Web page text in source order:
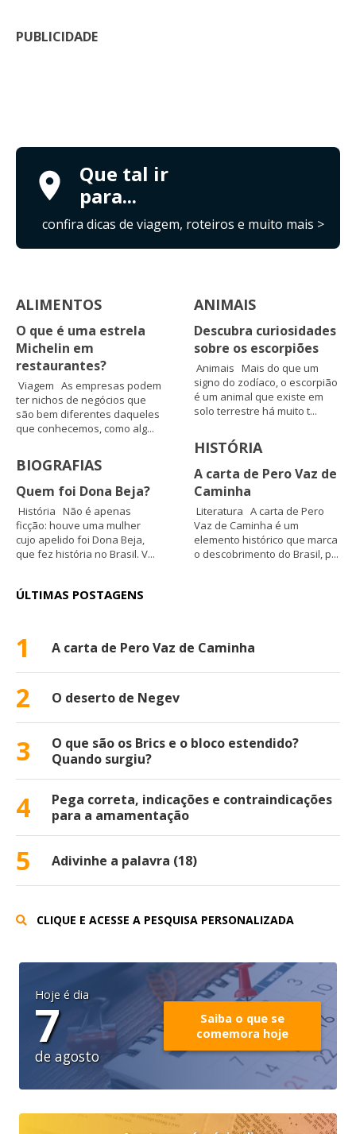
PUBLICIDADE
Que tal ir
para...
confira dicas de viagem, roteiros e muito mais >
ALIMENTOS
O que é uma estrela
Michelin em
restaurantes?
Viagem As empresas podem
ter nichos de negócios que
são bem diferentes daqueles
que conhecemos, como alg...
BIOGRAFIAS
Quem foi Dona Beja?
História Não é apenas
ficção: houve uma mulher
cujo apelido foi Dona Beja,
que fez história no Brasil. V...
ANIMAIS
Descubra curiosidades
sobre os escorpiões
Animais Mais do que um
signo do zodíaco, o escorpião
é um animal que existe em
solo terrestre há muito t...
HISTÓRIA
A carta de Pero Vaz de
Caminha
Literatura A carta de Pero
Vaz de Caminha é um
elemento histórico que marca
o descobrimento do Brasil, p...
ÚLTIMAS POSTAGENS
1 A carta de Pero Vaz de Caminha
2 O deserto de Negev
3
O que são os Brics e o bloco estendido?
Quando surgiu?
4
Pega correta, indicações e contraindicações
para a amamentação
5 Adivinhe a palavra (18)
CLIQUE E ACESSE A PESQUISA PERSONALIZADA
Hoje é dia
7
de agosto
Saiba o que se
comemora hoje